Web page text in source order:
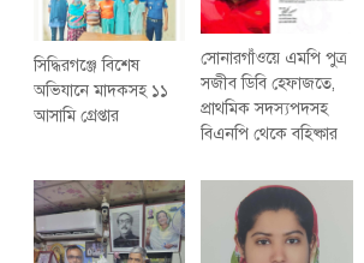
সিদ্ধিরগঞ্জে বিশেষ
অভিযানে মাদকসহ ১১
আসামি গ্রেপ্তার
সোনারগাঁওয়ে এমপি পুত্র
সজীব ডিবি হেফাজতে,
প্রাথমিক সদস্যপদসহ
বিএনপি থেকে বহিষ্কার